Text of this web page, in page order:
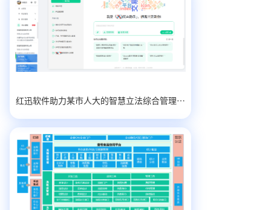
红迅软件助力某市人大的智慧立法综合管理平台建设实践